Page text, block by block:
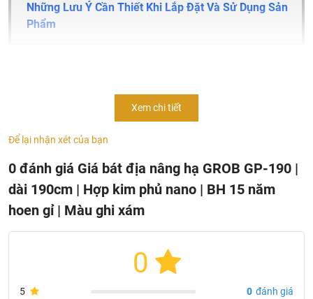
Những Lưu Ý Cần Thiết Khi Lắp Đặt Và Sử Dụng Sản
Phẩm
để đựng bát đĩa, được tích hợp thêm nhiều tính năng giúp
cho quá trình nâng hạ giá bát dễ dàng và tiện lợi cho người
phẩm đột phá công nghệ đang được ưa chuộng trên thị
trường với những tính năng nổi trội.
Xem chi tiết
Để lại nhận xét của bạn
0 đánh giá Giá bát địa nâng hạ GROB GP-190 |
dài 190cm | Hợp kim phủ nano | BH 15 năm
hoen gỉ | Màu ghi xám
0
5 0 đánh giá